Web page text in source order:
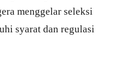
menggelar seleksi
syarat dan regulasi